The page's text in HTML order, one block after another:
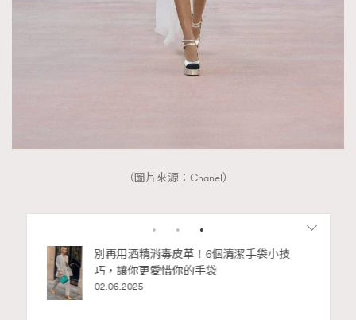
（圖片來源：Chanel）
Advertisement